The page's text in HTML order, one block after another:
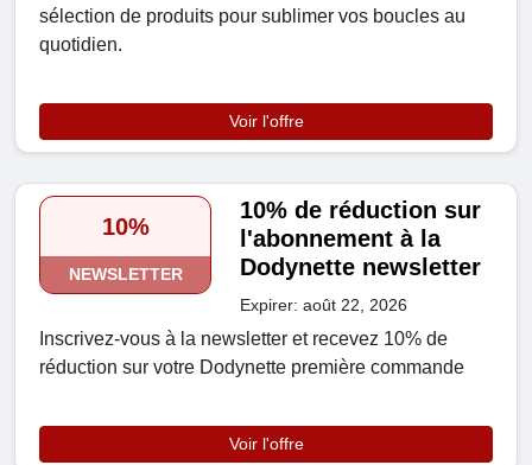
sélection de produits pour sublimer vos boucles au
quotidien.
Voir l'offre
10%
NEWSLETTER
10% de réduction sur
l'abonnement à la
Dodynette newsletter
Expirer: août 22, 2026
Inscrivez-vous à la newsletter et recevez 10% de
réduction sur votre Dodynette première commande
Voir l'offre